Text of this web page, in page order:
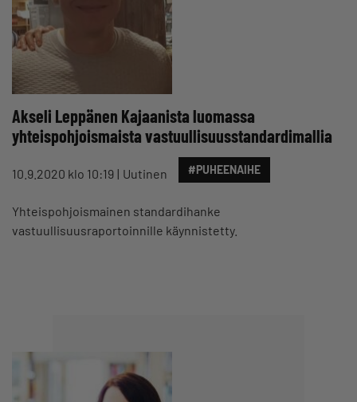
Akseli Leppänen Kajaanista luomassa
yhteispohjoismaista vastuullisuusstandardimallia
10.9.2020 klo 10:19 Uutinen #PUHEENAIHE
Yhteispohjoismainen standardihanke
vastuullisuusraportoinnille käynnistetty.